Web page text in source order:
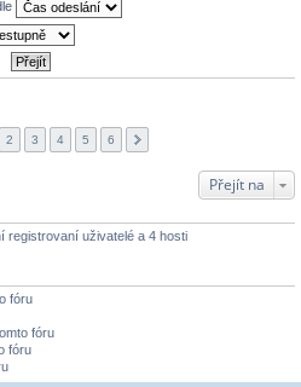
2 3 4 5 6
Přejít na
registrovaní uživatelé a 4 hosti
fóru
fóru
fóru